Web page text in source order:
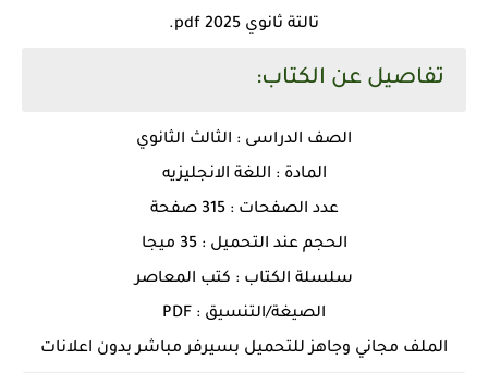
تالتة ثانوي 2025 pdf.
تفاصيل عن الكتاب:
الصف الدراسى : الثالث الثانوي
المادة : اللغة الانجليزيه
عدد الصفحات : 315 صفحة
الحجم عند التحميل : 35 ميجا
سلسلة الكتاب : كتب المعاصر
الصيغة/التنسيق : PDF
الملف مجاني وجاهز للتحميل بسيرفر مباشر بدون اعلانات